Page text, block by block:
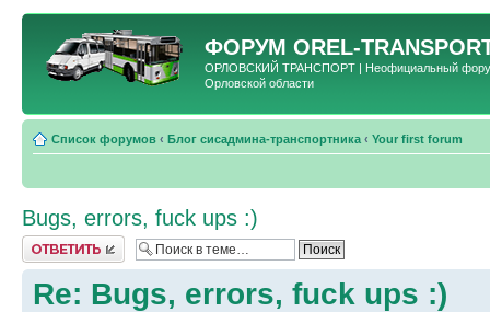
ФОРУМ OREL-
ОРЛОВСКИЙ ТРАНСПОРТ | Неофициальный форум
Орловской области
Список форумов ‹ Блог сисадмина-транспортника ‹ Your first forum
Bugs, errors, fuck ups :)
Ответить
Re: Bugs, errors, fuck ups :)